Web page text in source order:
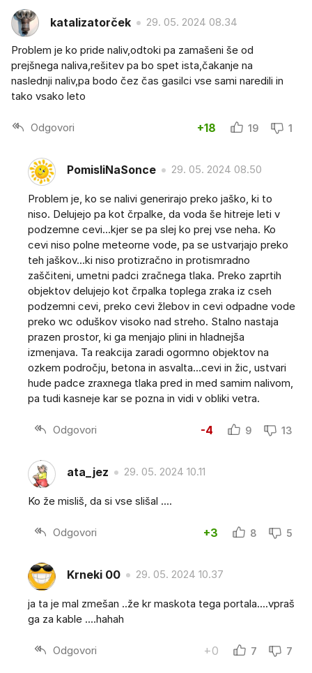
katalizatorček 29. 05. 2024 08.34
Problem je ko pride naliv,odtoki pa zamašeni še od
prejšnega naliva,rešitev pa bo spet ista,čakanje na
naslednji naliv,pa bodo čez čas gasilci vse sami naredili in
tako vsako leto
Odgovori +18 19 1
PomisliNaSonce 29. 05. 2024 08.50
Problem je, ko se nalivi generirajo preko jaško, ki to
niso. Delujejo pa kot črpalke, da voda še hitreje leti v
podzemne cevi...kjer se pa slej ko prej vse neha. Ko
cevi niso polne meteorne vode, pa se ustvarjajo preko
teh jaškov...ki niso protizračno in protismradno
zaščiteni, umetni padci zračnega tlaka. Preko zaprtih
objektov delujejo kot črpalka toplega zraka iz cseh
podzemni cevi, preko cevi žlebov in cevi odpadne vode
preko wc oduškov visoko nad streho. Stalno nastaja
prazen prostor, ki ga menjajo plini in hladnejša
izmenjava. Ta reakcija zaradi ogormno objektov na
ozkem področju, betona in asvalta...cevi in žic, ustvari
hude padce zraxnega tlaka pred in med samim nalivom,
pa tudi kasneje kar se pozna in vidi v obliki vetra.
Odgovori -4 9 13
ata_jez 29. 05. 2024 10.11
Ko že misliš, da si vse slišal ....
Odgovori +3 8 5
Krneki 00 29. 05. 2024 10.37
ja ta je mal zmešan ..že kr maskota tega portala....vpraš
ga za kable ....hahah
Odgovori +0 7 7